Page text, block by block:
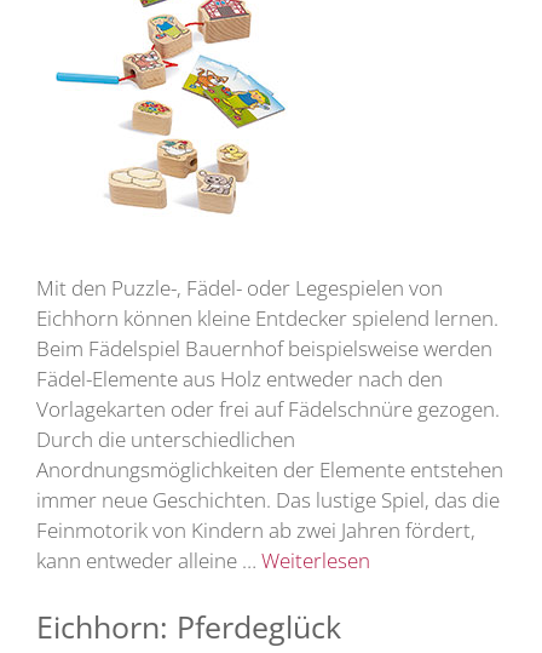
Mit den Puzzle-, Fädel- oder Legespielen von
Eichhorn können kleine Entdecker spielend lernen.
Beim Fädelspiel Bauernhof beispielsweise werden
Fädel-Elemente aus Holz entweder nach den
Vorlagekarten oder frei auf Fädelschnüre gezogen.
Durch die unterschiedlichen
Anordnungsmöglichkeiten der Elemente entstehen
immer neue Geschichten. Das lustige Spiel, das die
Feinmotorik von Kindern ab zwei Jahren fördert,
kann entweder alleine … Weiterlesen
Eichhorn: Pferdeglück